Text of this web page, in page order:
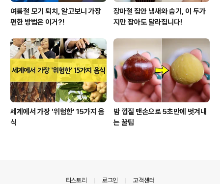
여름철 모기 퇴치, 알고보니 가장
편한 방법은 이거?!
장마철 집안 냄새와 습기, 이 두가
지만 잡아도 달라집니다!
세계에서 가장 '위험한' 15가지 음
식
밤 껍질 맨손으로 5초만에 벗겨내
는 꿀팁
티스토리 로그인 고객센터